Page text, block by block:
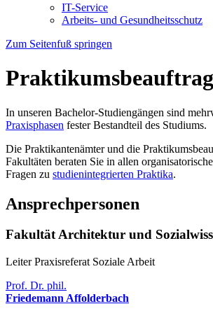
IT-Service
Arbeits- und Gesundheitsschutz
Zum Seitenfuß springen
In unseren Bachelor-Studiengängen sind
Praxisphasen fester Bestandteil des Studiums.
Die Praktikantenämter und die
Fakultäten beraten Sie in allen
Fragen zu studienintegrierten Praktika.
Ansprechpersonen
Fakultät Architektur und
Leiter Praxisreferat Soziale Arbeit
Prof. Dr. phil.
Friedemann Affolderbach